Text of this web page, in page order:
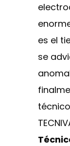
es el
se